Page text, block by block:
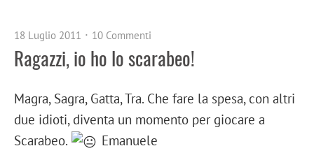
18 Luglio 2011 10 Commenti
Ragazzi, io ho lo scarabeo!
Magra, Sagra, Gatta, Tra. Che fare la spesa, con altri
due idioti, diventa un momento per giocare a
Scarabeo.
Emanuele